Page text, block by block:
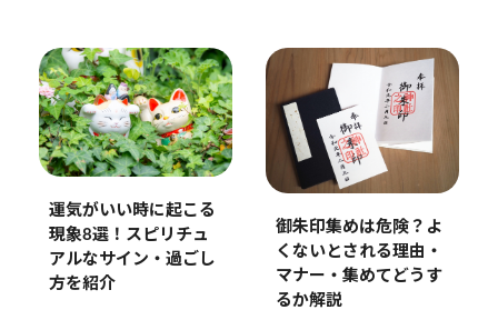
運気がいい時に起こる
現象8選！スピリチュ
アルなサイン・過ごし
方を紹介
御朱印集めは危険？よ
くないとされる理由・
マナー・集めてどうす
るか解説